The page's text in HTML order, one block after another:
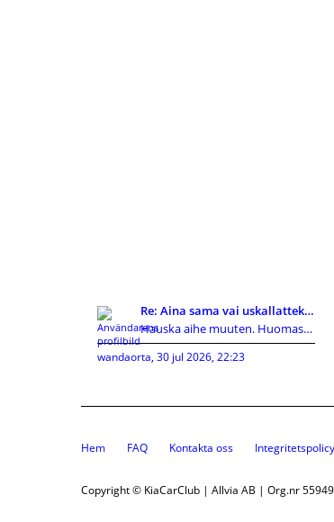
Re: Aina sama vai uskallatteko kokeilla uutta?
Hauska aihe muuten. Huomasin itse joskus tekeväni
wandaorta, 30 jul 2026, 22:23
Hem FAQ Kontakta oss Integritetspolicy
Copyright © KiaCarClub | Allvia AB | Org.nr